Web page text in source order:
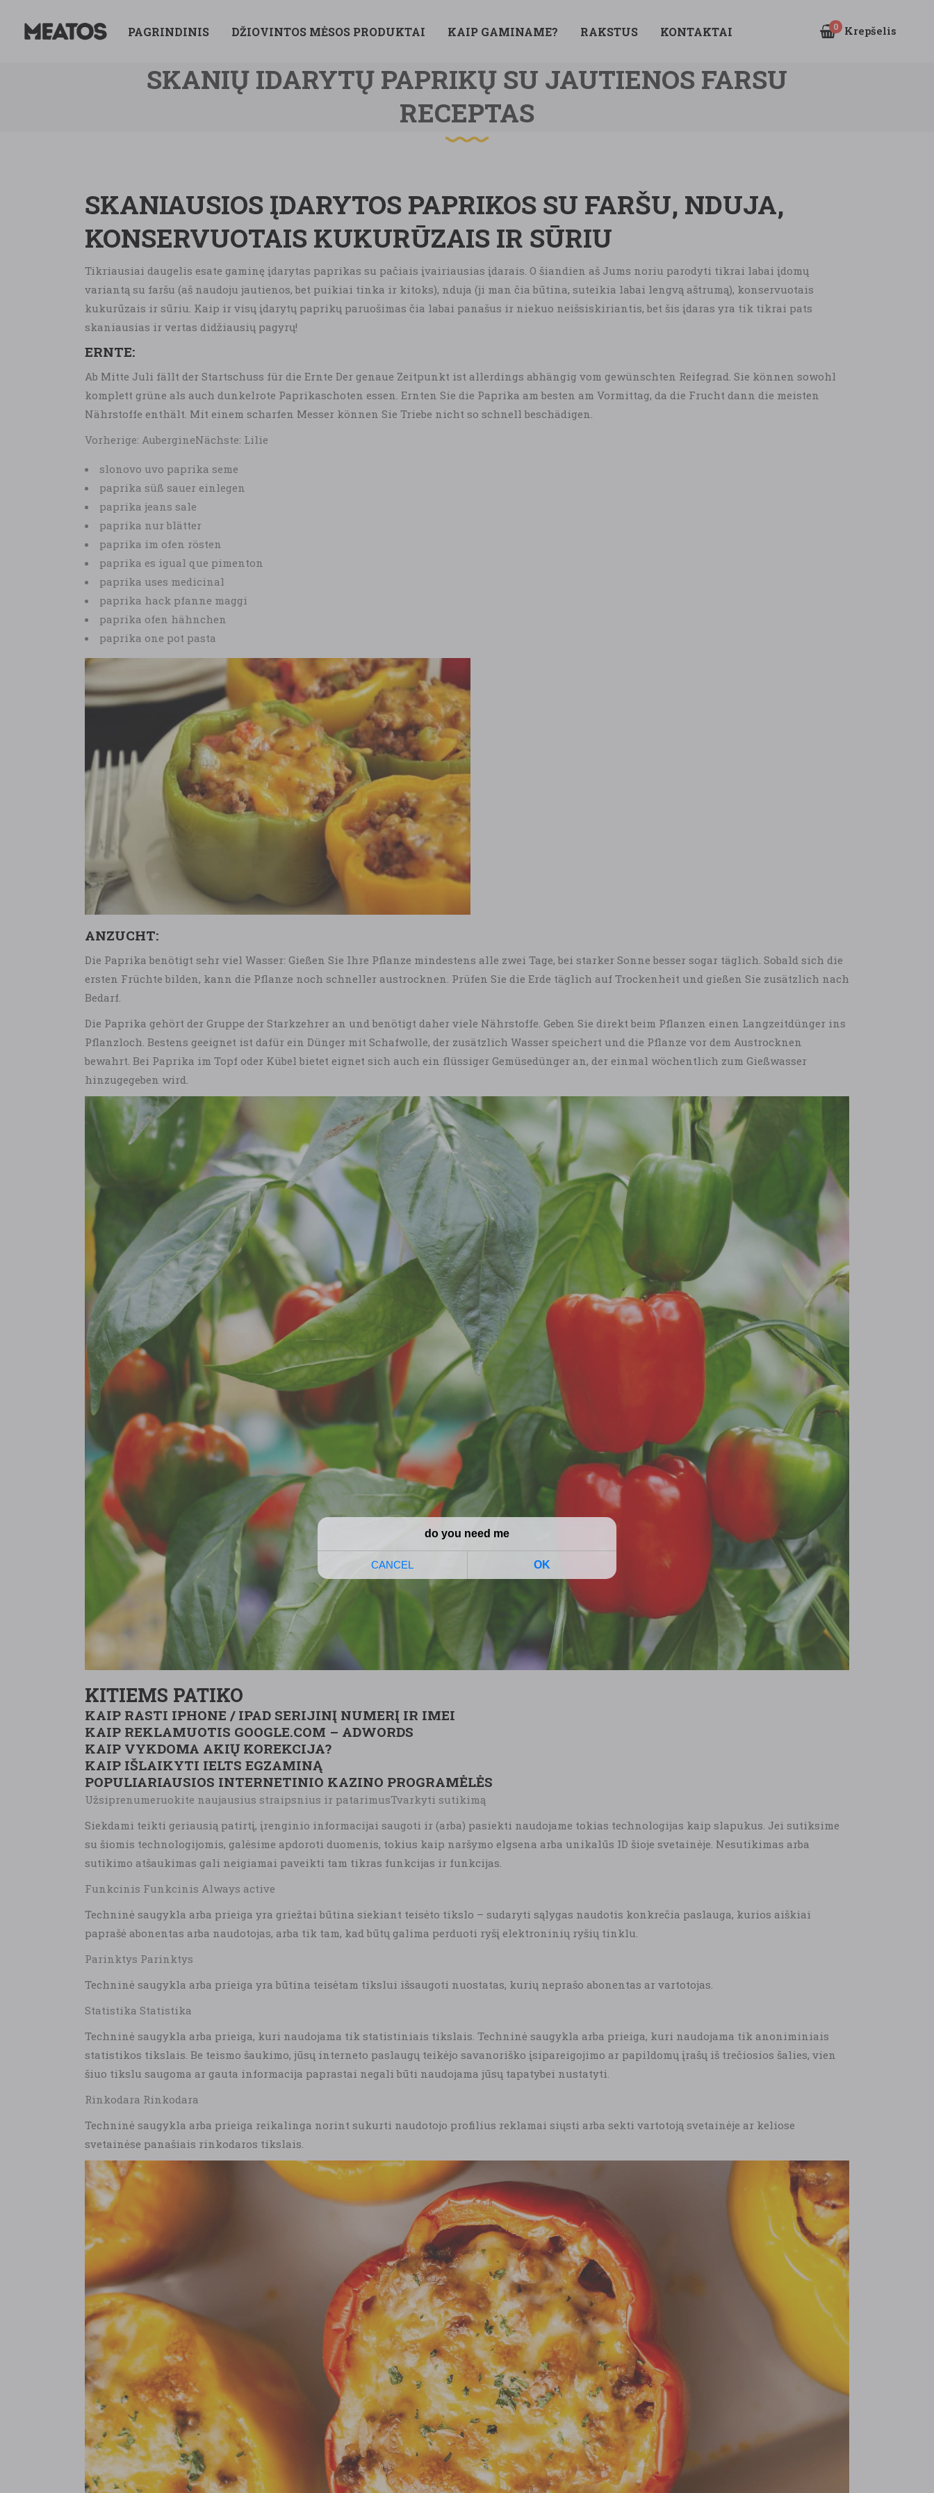
PAGRINDINIS DŽIOVINTOS MĖSOS PRODUKTAI KAIP GAMINAME? RAKSTUS KONTAKTAI 0 Krepšelis
SKANIŲ IDARYTŲ PAPRIKŲ SU JAUTIENOS FARSU
RECEPTAS
SKANIAUSIOS ĮDARYTOS PAPRIKOS SU FARŠU, NDUJA,
KONSERVUOTAIS KUKURŪZAIS IR SŪRIU
Tikriausiai daugelis esate gaminę įdarytas paprikas su pačiais įvairiausias įdarais. O šiandien aš Jums noriu parodyti tikrai labai įdomų
variantą su faršu (aš naudoju jautienos, bet puikiai tinka ir kitoks), nduja (ji man čia būtina, suteikia labai lengvą aštrumą), konservuotais
kukurūzais ir sūriu. Kaip ir visų įdarytų paprikų paruošimas čia labai panašus ir niekuo neišsiskiriantis, bet šis įdaras yra tik tikrai pats
skaniausias ir vertas didžiausių pagyrų!
ERNTE:
Ab Mitte Juli fällt der Startschuss für die Ernte Der genaue Zeitpunkt ist allerdings abhängig vom gewünschten Reifegrad. Sie können sowohl
komplett grüne als auch dunkelrote Paprikaschoten essen. Ernten Sie die Paprika am besten am Vormittag, da die Frucht dann die meisten
Nährstoffe enthält. Mit einem scharfen Messer können Sie Triebe nicht so schnell beschädigen.
Vorherige: AubergineNächste: Lilie
slonovo uvo paprika seme
paprika süß sauer einlegen
paprika jeans sale
paprika nur blätter
paprika im ofen rösten
paprika es igual que pimenton
paprika uses medicinal
paprika hack pfanne maggi
paprika ofen hähnchen
paprika one pot pasta
ANZUCHT:
Die Paprika benötigt sehr viel Wasser: Gießen Sie Ihre Pflanze mindestens alle zwei Tage, bei starker Sonne besser sogar täglich. Sobald sich die
ersten Früchte bilden, kann die Pflanze noch schneller austrocknen. Prüfen Sie die Erde täglich auf Trockenheit und gießen Sie zusätzlich nach
Bedarf.
Die Paprika gehört der Gruppe der Starkzehrer an und benötigt daher viele Nährstoffe. Geben Sie direkt beim Pflanzen einen Langzeitdünger ins
Pflanzloch. Bestens geeignet ist dafür ein Dünger mit Schafwolle, der zusätzlich Wasser speichert und die Pflanze vor dem Austrocknen
bewahrt. Bei Paprika im Topf oder Kübel bietet eignet sich auch ein flüssiger Gemüsedünger an, der einmal wöchentlich zum Gießwasser
hinzugegeben wird.
KITIEMS PATIKO
KAIP RASTI IPHONE / IPAD SERIJINĮ NUMERĮ IR IMEI
KAIP REKLAMUOTIS GOOGLE.COM – ADWORDS
KAIP VYKDOMA AKIŲ KOREKCIJA?
KAIP IŠLAIKYTI IELTS EGZAMINĄ
POPULIARIAUSIOS INTERNETINIO KAZINO PROGRAMĖLĖS
Užsiprenumeruokite naujausius straipsnius ir patarimusTvarkyti sutikimą
Siekdami teikti geriausią patirtį, įrenginio informacijai saugoti ir (arba) pasiekti naudojame tokias technologijas kaip slapukus. Jei sutiksime
su šiomis technologijomis, galėsime apdoroti duomenis, tokius kaip naršymo elgsena arba unikalūs ID šioje svetainėje. Nesutikimas arba
sutikimo atšaukimas gali neigiamai paveikti tam tikras funkcijas ir funkcijas.
Funkcinis Funkcinis Always active
Techninė saugykla arba prieiga yra griežtai būtina siekiant teisėto tikslo – sudaryti sąlygas naudotis konkrečia paslauga, kurios aiškiai
paprašė abonentas arba naudotojas, arba tik tam, kad būtų galima perduoti ryšį elektroninių ryšių tinklu.
Parinktys Parinktys
Techninė saugykla arba prieiga yra būtina teisėtam tikslui išsaugoti nuostatas, kurių neprašo abonentas ar vartotojas.
Statistika Statistika
Techninė saugykla arba prieiga, kuri naudojama tik statistiniais tikslais. Techninė saugykla arba prieiga, kuri naudojama tik anoniminiais
statistikos tikslais. Be teismo šaukimo, jūsų interneto paslaugų teikėjo savanoriško įsipareigojimo ar papildomų įrašų iš trečiosios šalies, vien
šiuo tikslu saugoma ar gauta informacija paprastai negali būti naudojama jūsų tapatybei nustatyti.
Rinkodara Rinkodara
Techninė saugykla arba prieiga reikalinga norint sukurti naudotojo profilius reklamai siųsti arba sekti vartotoją svetainėje ar keliose
svetainėse panašiais rinkodaros tikslais.